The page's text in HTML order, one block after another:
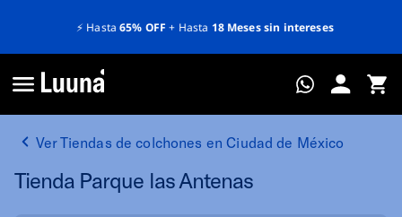
⚡️ Hasta 65% OFF + Hasta 18 Meses sin intereses
Ver Tiendas de colchones en Ciudad de México
Tienda Parque las Antenas